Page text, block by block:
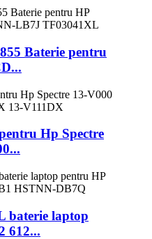
Baterie pentru
Hp Spectre
baterie laptop
612...